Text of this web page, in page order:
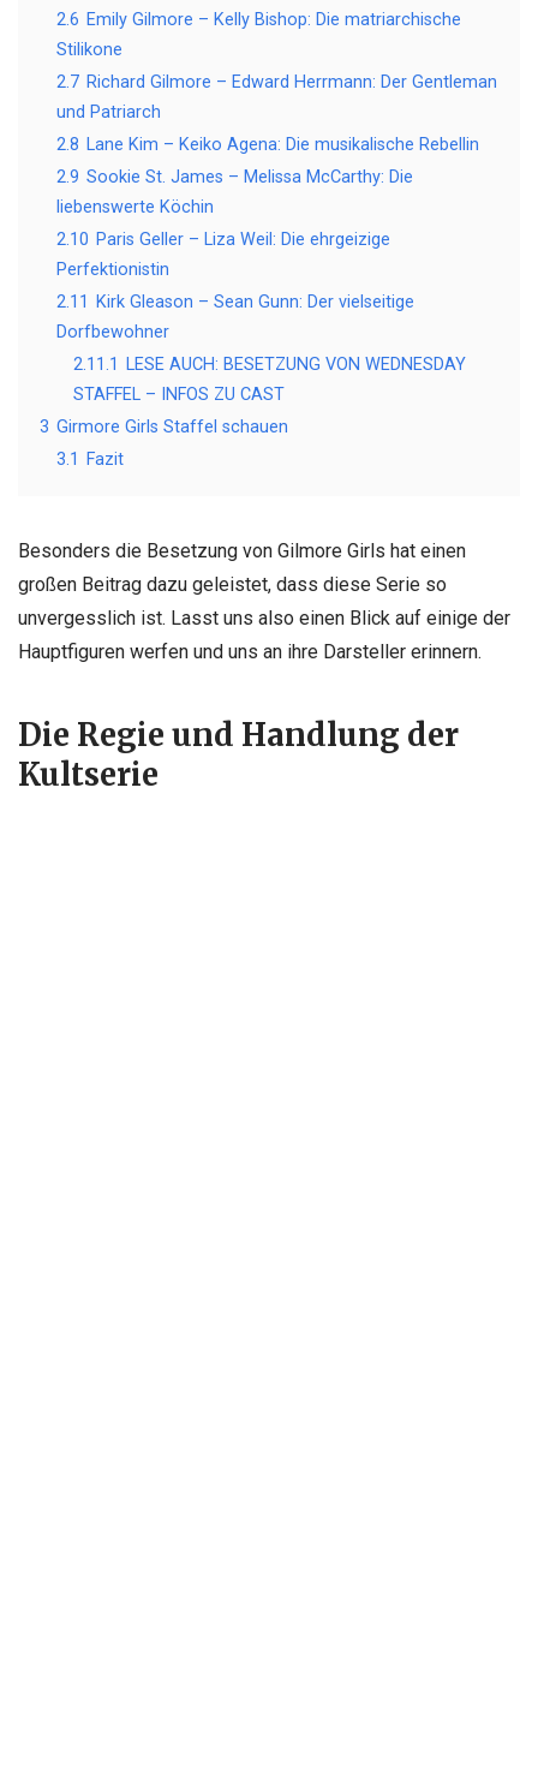
2.6 Emily Gilmore – Kelly Bishop: Die matriarchische
Stilikone
2.7 Richard Gilmore – Edward Herrmann: Der Gentleman
und Patriarch
2.8 Lane Kim – Keiko Agena: Die musikalische Rebellin
2.9 Sookie St. James – Melissa McCarthy: Die
liebenswerte Köchin
2.10 Paris Geller – Liza Weil: Die ehrgeizige
Perfektionistin
2.11 Kirk Gleason – Sean Gunn: Der vielseitige
Dorfbewohner
2.11.1 LESE AUCH: BESETZUNG VON WEDNESDAY
STAFFEL – INFOS ZU CAST
3 Girmore Girls Staffel schauen
3.1 Fazit
Besonders die Besetzung von Gilmore Girls hat einen
großen Beitrag dazu geleistet, dass diese Serie so
unvergesslich ist. Lasst uns also einen Blick auf einige der
Hauptfiguren werfen und uns an ihre Darsteller erinnern.
Die Regie und Handlung der
Kultserie